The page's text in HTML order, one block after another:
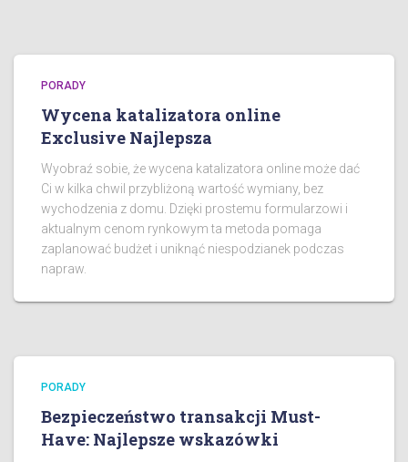
PORADY
Wycena katalizatora online
Exclusive Najlepsza
Wyobraź sobie, że wycena katalizatora online może dać
Ci w kilka chwil przybliżoną wartość wymiany, bez
wychodzenia z domu. Dzięki prostemu formularzowi i
aktualnym cenom rynkowym ta metoda pomaga
zaplanować budżet i uniknąć niespodzianek podczas
napraw.
PORADY
Bezpieczeństwo transakcji Must-
Have: Najlepsze wskazówki